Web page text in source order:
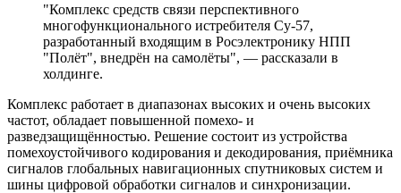
"Комплекс средств связи перспективного
многофункционального истребителя Су-57,
разработанный входящим в Росэлектронику НПП
"Полёт", внедрён на самолёты", — рассказали в
холдинге.
Комплекс работает в диапазонах высоких и очень высоких
частот, обладает повышенной помехо- и
разведзащищённостью. Решение состоит из устройства
помехоустойчивого кодирования и декодирования, приёмника
сигналов глобальных навигационных спутниковых систем и
шины цифровой обработки сигналов и синхронизации.